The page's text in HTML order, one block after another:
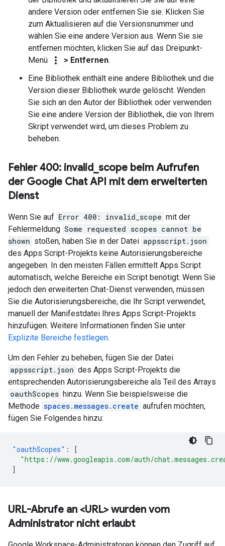
andere Version oder entfernen Sie sie. Klicken Sie
zum Aktualisieren auf die Versionsnummer und
wählen Sie eine andere Version aus. Wenn Sie sie
entfernen möchten, klicken Sie auf das Dreipunkt-
Menü
more_vert > Entfernen.
Eine Bibliothek enthält eine andere Bibliothek und die
Version dieser Bibliothek wurde gelöscht. Wenden
Sie sich an den Autor der Bibliothek oder verwenden
Sie eine andere Version der Bibliothek, die von Ihrem
Skript verwendet wird, um dieses Problem zu
beheben.
Fehler 400: invalid scope beim Aufrufen
der Google Chat API mit dem erweiterten
Dienst
Wenn Sie auf Error 400: invalid_scope mit der
Fehlermeldung Some requested scopes cannot be
shown stoßen, haben Sie in der Datei appsscript.json
des Apps Script-Projekts keine Autorisierungsbereiche
angegeben. In den meisten Fällen ermittelt Apps Script
automatisch, welche Bereiche ein Script benötigt. Wenn Sie
jedoch den erweiterten Chat-Dienst verwenden, müssen
Sie die Autorisierungsbereiche, die Ihr Script verwendet,
manuell der Manifestdatei Ihres Apps Script-Projekts
hinzufügen. Weitere Informationen finden Sie unter
Explizite Bereiche festlegen.
Um den Fehler zu beheben, fügen Sie der Datei
appsscript.json des Apps Script-Projekts die
entsprechenden Autorisierungsbereiche als Teil des Arrays
oauthScopes hinzu. Wenn Sie beispielsweise die
Methode spaces.messages.create aufrufen möchten,
fügen Sie Folgendes hinzu:
"oauthScopes" :
[
"https://www.googleapis.com/auth/
]
URL-Abrufe an <URL> wurden vom
Administrator nicht erlaubt